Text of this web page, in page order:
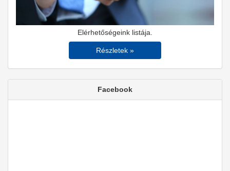
Elérhetőségeink listája.
Részletek »
Facebook